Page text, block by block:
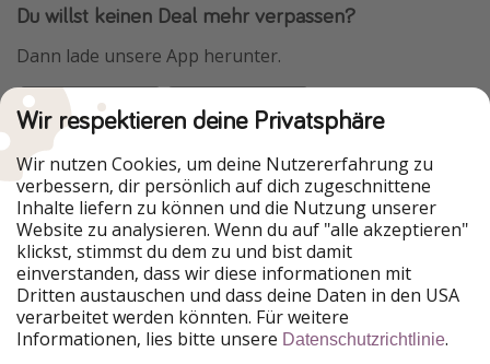
Du willst keinen Deal mehr verpassen?
Dann lade unsere App herunter.
Urlaubspiraten ist Teil der HolidayPirates Group
Unsere Märkte
PiratinViaggio
HolidayPirates
VakantiePiraten
WakacyjniPiraci
VoyagesPirates
Ferienpiraten
Urlaubspiraten
ViajerosPiratas
TravelPirates
Wir respektieren deine Privatsphäre
Wir nutzen Cookies, um deine Nutzererfahrung zu
verbessern, dir persönlich auf dich zugeschnittene
Inhalte liefern zu können und die Nutzung unserer
Website zu analysieren. Wenn du auf "alle akzeptieren"
klickst, stimmst du dem zu und bist damit
einverstanden, dass wir diese informationen mit
Dritten austauschen und dass deine Daten in den USA
verarbeitet werden könnten. Für weitere
Informationen, lies bitte unsere Datenschutzrichtlinie.